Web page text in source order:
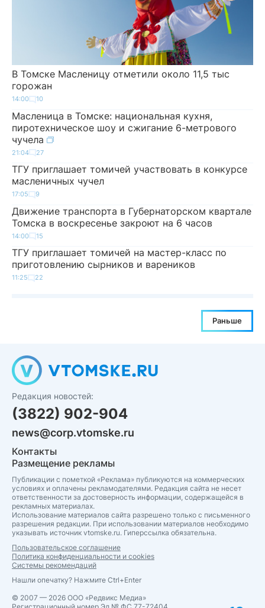
В Томске Масленицу отметили около 11,5 тыс
горожан
14:00 10
Масленица в Томске: национальная кухня,
пиротехническое шоу и сжигание 6-метрового
чучела
21:04 27
ТГУ приглашает томичей участвовать в конкурсе
масленичных чучел
17:05 9
Движение транспорта в Губернаторском квартале
Томска в воскресенье закроют на 6 часов
14:00 15
ТГУ приглашает томичей на мастер-класс по
приготовлению сырников и вареников
11:25 22
Раньше
Редакция новостей:
(3822) 902-904
news@corp.vtomske.ru
Контакты
Размещение рекламы
Публикации с пометкой «Реклама» публикуются на коммерческих
условиях и оплачены рекламодателями. Редакция сайта не несет
ответственности за достоверность информации, содержащейся в
рекламных материалах.
Использование материалов сайта разрешено только с письменного
разрешения редакции. При использовании материалов необходимо
указывать источник vtomske.ru. Гиперссылка обязательна.
Пользовательское соглашение
Политика конфиденциальности и cookies
Системы рекомендаций
Нашли опечатку? Нажмите Ctrl+Enter
© 2007 — 2026 ООО «Редвикс Медиа»